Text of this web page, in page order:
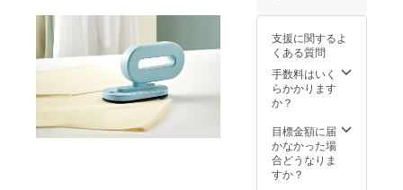
能性も
ござい
ます。
回るご
いただ
き、現
在進め
ている
環境か
体制を
更に整
えるこ
とがで
支援に関するよ
くある質問
手数料はいく
らかかります
か？
目標金額に届
かなかった場
合どうなりま
すか？